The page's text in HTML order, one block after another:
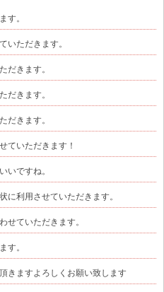
す。
いただきます。
だきます。
だきます。
だきます。
ていただきます！
いですね。
に利用させていただきます。
せていただきます。
す。
きますよろしくお願い致します